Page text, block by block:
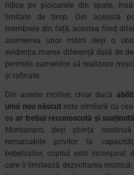
ridice pe picioarele din spate,
limitate de timp. Din această
membrele din față, acestea fiind
asemenea unor mâini deși o
evidenția marea diferență dată de
perimite oamenilor să realizeze
și rafinate.
Din aceste motive, chiar dacă
unui nou născut este similară cu
ea ar trebui recunoscută și susținută
Montanaro, deși știința
remarcabile privitor la
bebelușilor, copilul este înconjurat
care îi limitează dezvoltarea